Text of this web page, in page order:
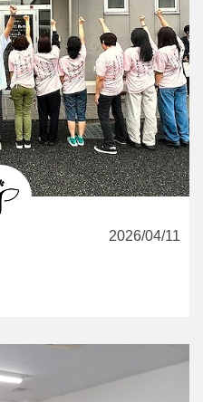
2026/04/11